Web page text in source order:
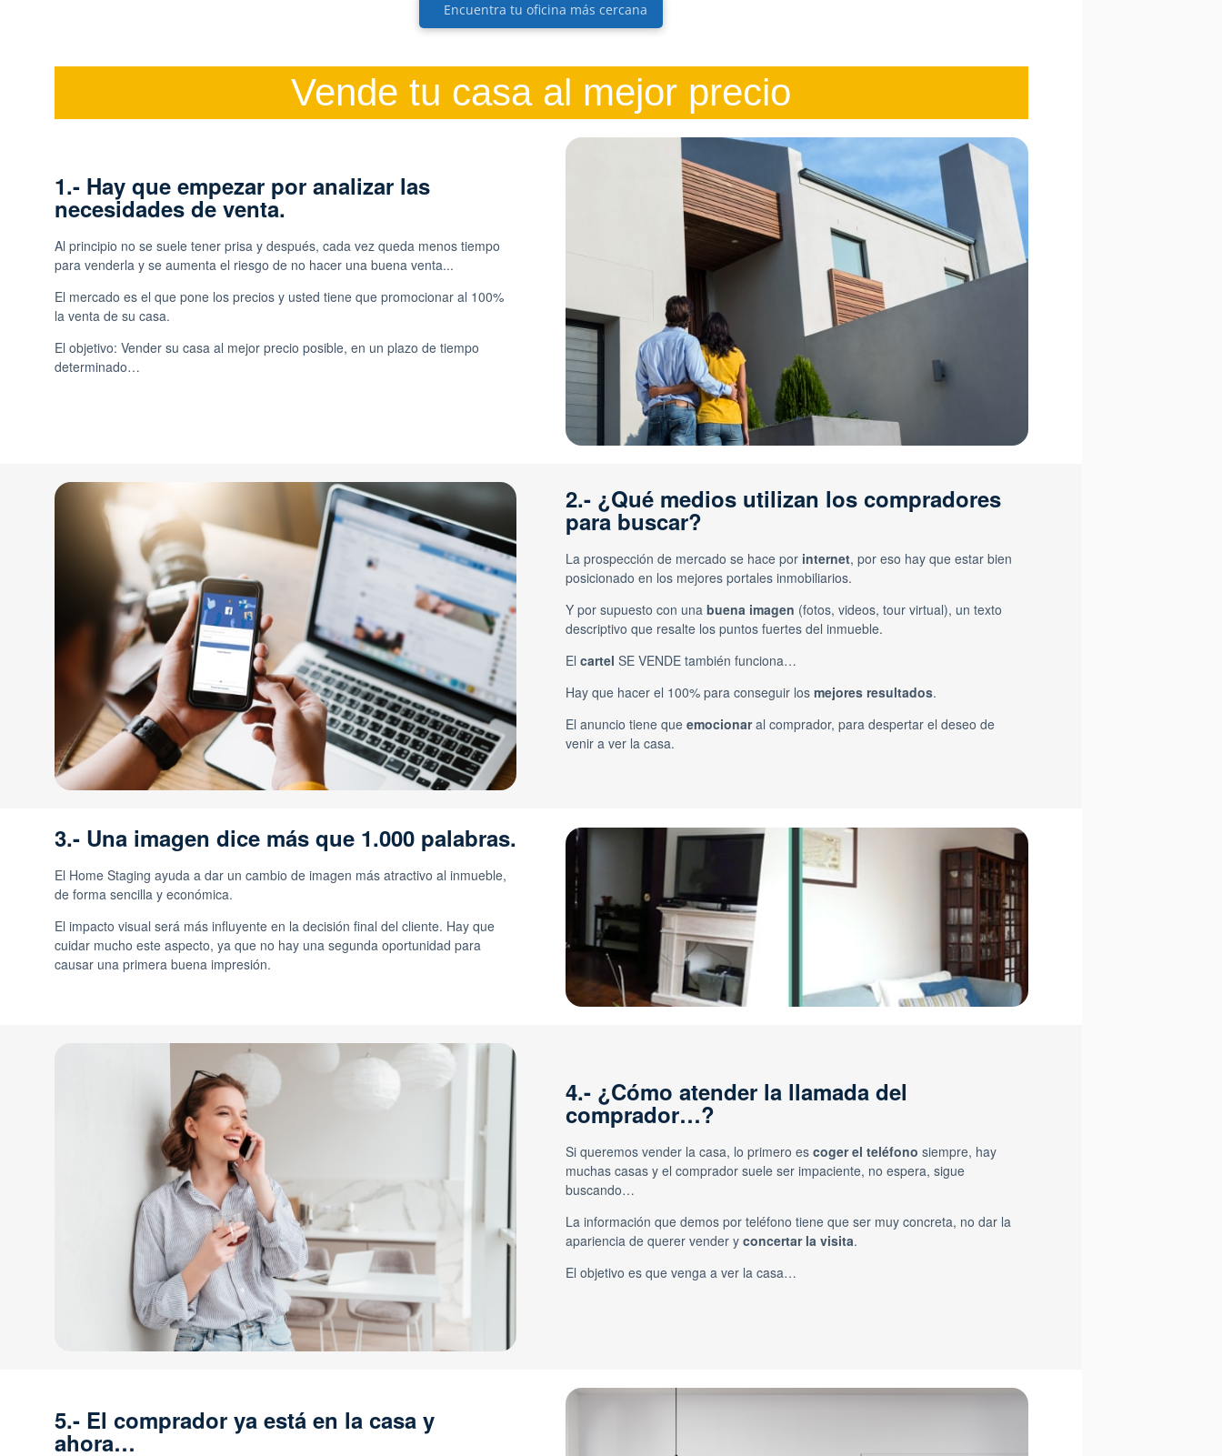
Encuentra tu oficina más cercana
Vende tu casa al mejor precio
1.- Hay que empezar por analizar las
necesidades de venta.
Al principio no se suele tener prisa y después, cada vez queda menos tiempo
para venderla y se aumenta el riesgo de no hacer una buena venta...
El mercado es el que pone los precios y usted tiene que promocionar al 100%
la venta de su casa.
El objetivo: Vender su casa al mejor precio posible, en un plazo de tiempo
determinado…
2.- ¿Qué medios utilizan los compradores
para buscar?
La prospección de mercado se hace por internet, por eso hay que estar bien
posicionado en los mejores portales inmobiliarios.
Y por supuesto con una buena imagen (fotos, videos, tour virtual), un texto
descriptivo que resalte los puntos fuertes del inmueble.
El cartel SE VENDE también funciona…
Hay que hacer el 100% para conseguir los mejores resultados.
El anuncio tiene que emocionar al comprador, para despertar el deseo de
venir a ver la casa.
3.- Una imagen dice más que 1.000 palabras.
El Home Staging ayuda a dar un cambio de imagen más atractivo al inmueble,
de forma sencilla y económica.
El impacto visual será más influyente en la decisión final del cliente. Hay que
cuidar mucho este aspecto, ya que no hay una segunda oportunidad para
causar una primera buena impresión.
4.- ¿Cómo atender la llamada del
comprador…?
Si queremos vender la casa, lo primero es coger el teléfono siempre, hay
muchas casas y el comprador suele ser impaciente, no espera, sigue
buscando…
La información que demos por teléfono tiene que ser muy concreta, no dar la
apariencia de querer vender y concertar la visita.
El objetivo es que venga a ver la casa…
5.- El comprador ya está en la casa y
ahora…